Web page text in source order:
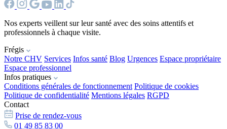
Nos experts veillent sur leur santé avec des soins attentifs et
professionnels à chaque visite.
Frégis
Notre CHV Services Infos santé Blog Urgences Espace propriétaire
Espace professionnel
Infos pratiques
Conditions générales de fonctionnement Politique de cookies
Politique de confidentialité Mentions légales RGPD
Contact
Prise de rendez-vous
01 49 85 83 00